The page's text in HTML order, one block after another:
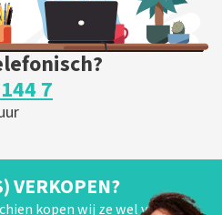
7
VERKOPEN?
kopen wij ze wel van je!